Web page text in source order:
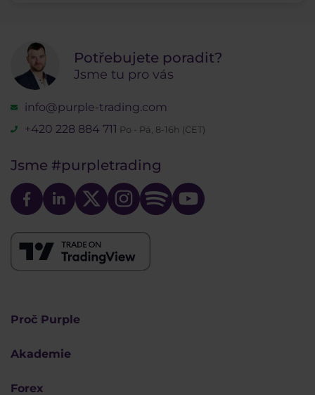
Potřebujete poradit?
Jsme tu pro vás
info@purple-trading.com
+420 228 884 711 Po - Pá, 8-16h (CET)
Jsme #purpletrading
Proč Purple
Akademie
Forex